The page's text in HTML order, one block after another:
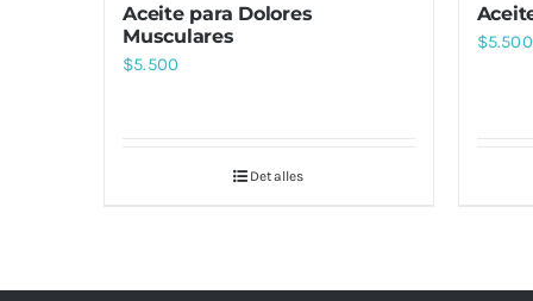
Aceite para Dolores
Musculares
$5.500
Detalles
$5.500